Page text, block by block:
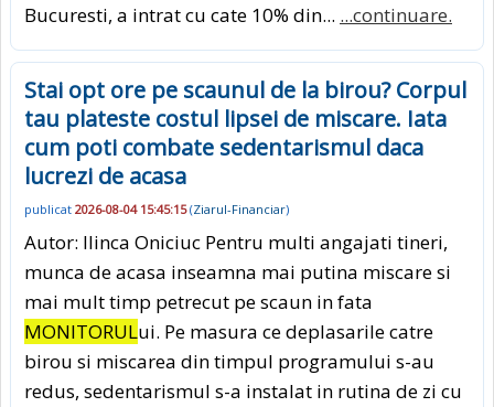
Bucuresti, a intrat cu cate 10% din... ...continuare.
Stai opt ore pe scaunul de la birou? Corpul
tau plateste costul lipsei de miscare. Iata
cum poti combate sedentarismul daca
lucrezi de acasa
publicat 2026-08-04 15:45:15(Ziarul-Financiar)
Autor: Ilinca Oniciuc Pentru multi angajati tineri,
munca de acasa inseamna mai putina miscare si
mai mult timp petrecut pe scaun in fata
MONITORULui. Pe masura ce deplasarile catre
birou si miscarea din timpul programului s-au
redus, sedentarismul s-a instalat in rutina de zi cu